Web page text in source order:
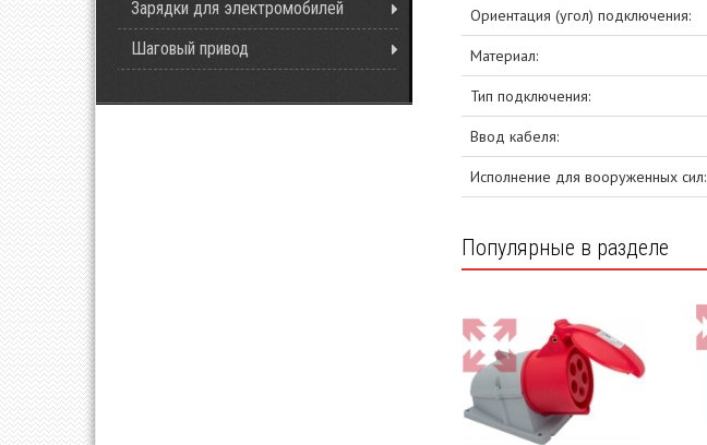
Зарядки для электромобилей
Шаговый привод
Ориентация (угол) подключения:
Материал:
Тип подключения:
Ввод кабеля:
Исполнение для вооруженных сил:
Популярные в разделе